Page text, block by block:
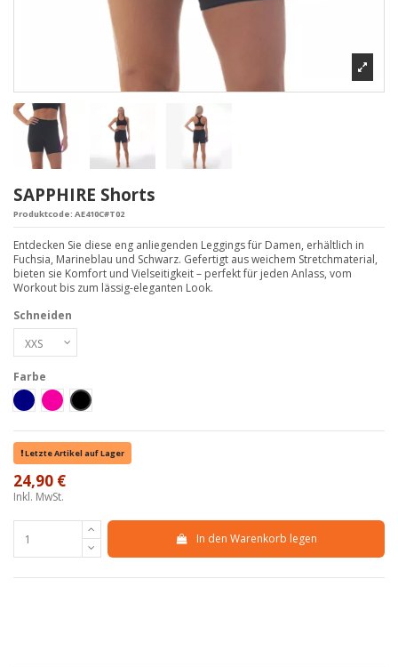
SAPPHIRE Shorts
Produktcode: AE410C#T02
Entdecken Sie diese eng anliegenden Leggings für Damen, erhältlich in
Fuchsia, Marineblau und Schwarz. Gefertigt aus weichem Stretchmaterial,
bieten sie Komfort und Vielseitigkeit – perfekt für jeden Anlass, vom
Workout bis zum lässig-eleganten Look.
Schneiden
Farbe
Blu NavyFucsia Nero
Letzte Artikel auf Lager
24,90 €
Inkl. MwSt.
In den Warenkorb legen